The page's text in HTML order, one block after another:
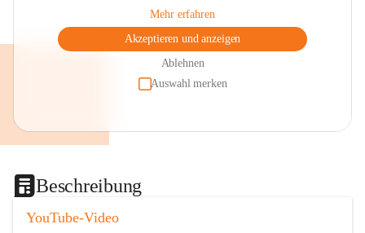
Mehr erfahren
Akzeptieren und anzeigen
Ablehnen
Auswahl merken
Beschreibung
YouTube-Video